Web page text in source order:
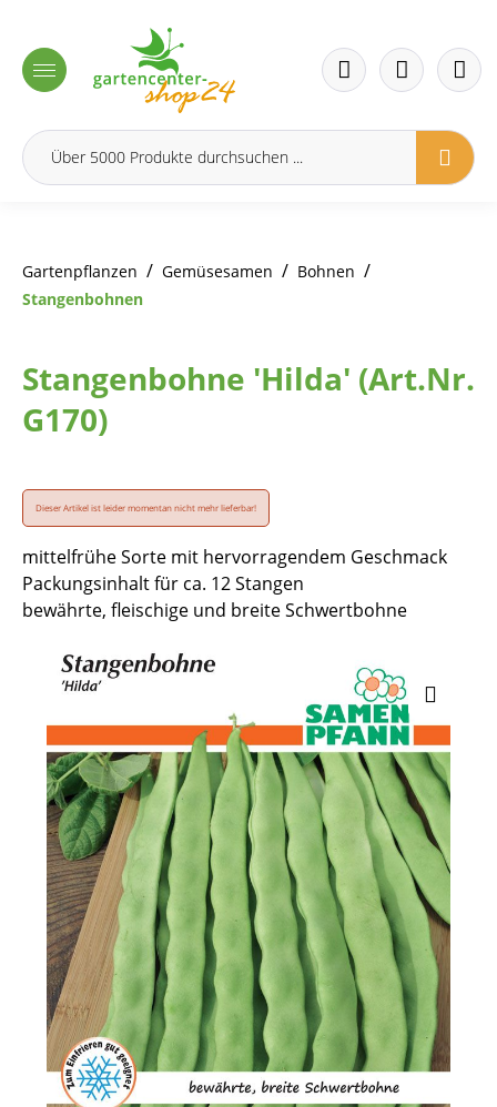
Gartenpflanzen / Gemüsesamen / Bohnen /
Stangenbohnen
Stangenbohne 'Hilda' (Art.Nr.
G170)
Dieser Artikel ist leider momentan nicht mehr lieferbar!
mittelfrühe Sorte mit hervorragendem Geschmack
Packungsinhalt für ca. 12 Stangen
bewährte, fleischige und breite Schwertbohne